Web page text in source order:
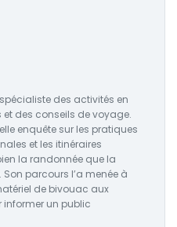
des activités en
des conseils de voyage.
enquête sur les pratiques
et les itinéraires
la randonnée que la
parcours l’a menée à
de bivouac aux
informer un public